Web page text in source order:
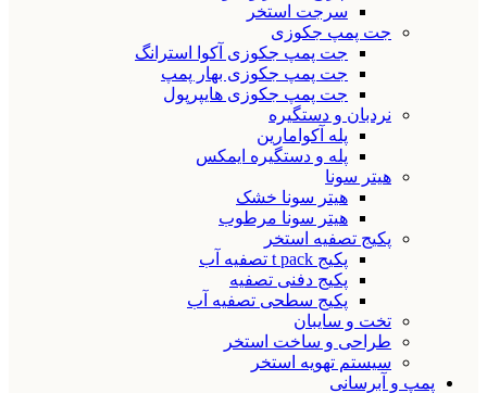
سرجت استخر
جت پمپ جکوزی
جت پمپ جکوزی آکوا استرانگ
جت پمپ جکوزی بهار پمپ
جت پمپ جکوزی هایپرپول
نردبان و دستگیره
پله آکوامارین
پله و دستگیره ایمکس
هیتر سونا
هیتر سونا خشک
هیتر سونا مرطوب
پکیج تصفیه استخر
پکیج t pack تصفیه آب
پکیج دفنی تصفیه
پکیج سطحی تصفیه آب
تخت و سایبان
طراحی و ساخت استخر
سیستم تهویه استخر
پمپ و آبرسانی